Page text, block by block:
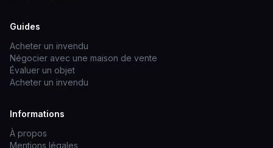
Guides
Acheter un invendu
Négocier avec une maison de vente
Évaluer un objet
Acheter un invendu
Informations
À propos
Mentions légales